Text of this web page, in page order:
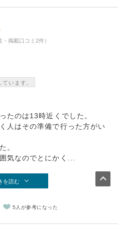
掲載口コミ2件）
います。
たのは13時近くでした。
人はその準備で行った方がい
。
気なのでとにかく...
を読む
5人が参考になった